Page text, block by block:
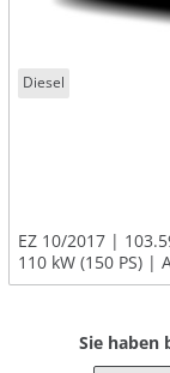
Diesel
EZ 10/2017
110 kW (150 PS)
Sie haben